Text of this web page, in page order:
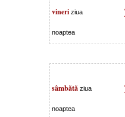
vineri ziua
noaptea
sâmbătă ziua
noaptea